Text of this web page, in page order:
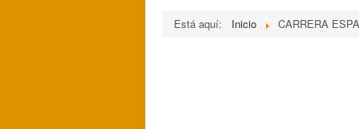
Está aquí: Inicio CARRERA